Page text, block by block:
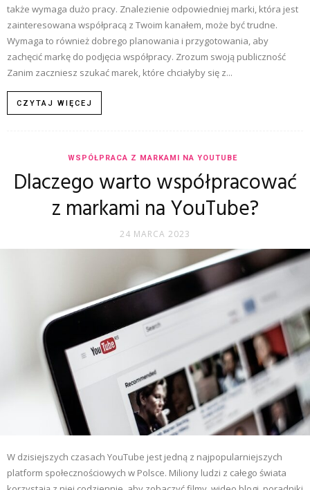
także wymaga dużo pracy. Znalezienie odpowiedniej marki, która jest
zainteresowana współpracą z Twoim kanałem, może być trudne.
Wymaga to również dobrego planowania i przygotowania, aby
zachęcić markę do podjęcia współpracy. Zrozum swoją publiczność
Zanim zaczniesz szukać marek, które chciałyby się z...
CZYTAJ WIĘCEJ
WSPÓŁPRACA Z MARKAMI NA YOUTUBE
Dlaczego warto współpracować
z markami na YouTube?
24 MARCA 2023
W dzisiejszych czasach YouTube jest jedną z najpopularniejszych
platform społecznościowych w Polsce. Miliony ludzi z całego świata